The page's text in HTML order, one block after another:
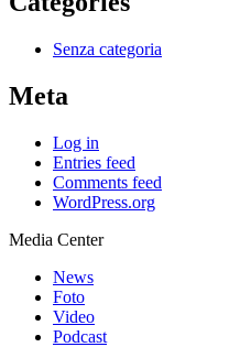
Senza categoria
Meta
Log in
Entries feed
Comments feed
WordPress.org
Media Center
News
Foto
Video
Podcast